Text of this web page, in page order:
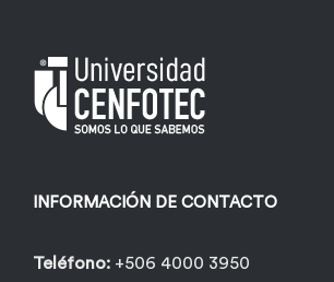
INFORMACIÓN DE CONTACTO
Teléfono: +506 4000 3950